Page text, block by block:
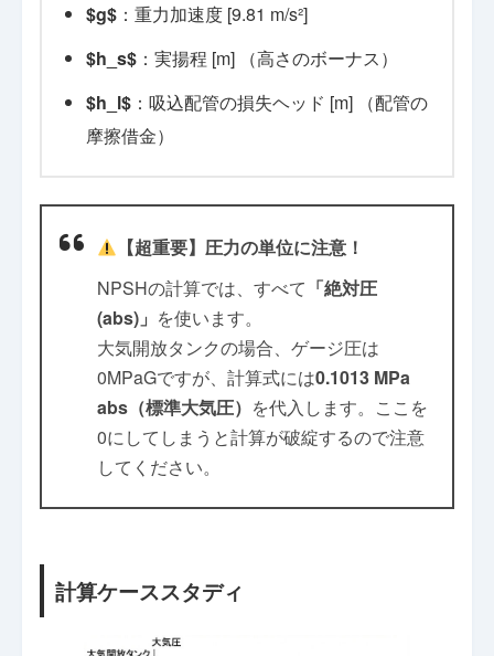
$g$ ：重力加速度 [9.81 m/s²]
$h_s$ ：実揚程 [m] （高さのボーナス）
$h_l$ ：吸込配管の損失ヘッド [m] （配管の
摩擦借金）
【超重要】圧力の単位に注意！
NPSHの計算では、すべて 「絶対圧
(abs)」 を使います。
大気開放タンクの場合、ゲージ圧は
0MPaGですが、計算式には0.1013 MPa
abs（標準大気圧） を代入します。ここを
0にしてしまうと計算が破綻するので注意
してください。
計算ケーススタディ